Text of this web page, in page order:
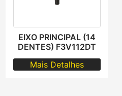
EIXO PRINCIPAL (14
DENTES) F3V112DT
Mais Detalhes